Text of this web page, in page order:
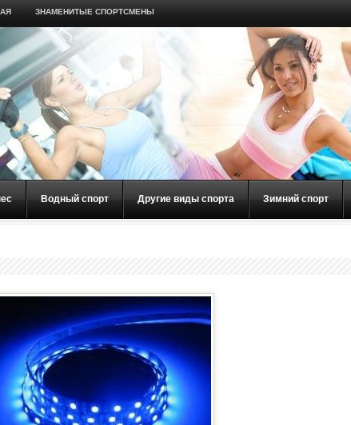
ЗНАМЕНИТЫЕ СПОРТСМЕНЫ
Водный спорт Другие виды спорта Зимний спорт